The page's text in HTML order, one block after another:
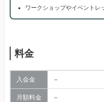
ワークショップやイベントレ
料金
入会金 －
月額料金 －